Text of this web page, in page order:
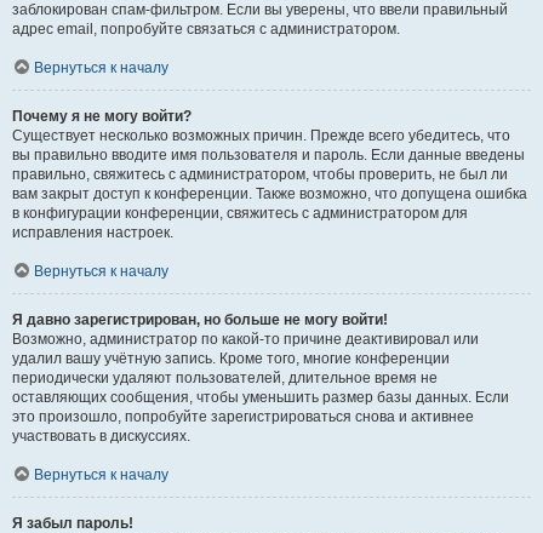
заблокирован спам-фильтром. Если вы уверены, что ввели правильный
адрес email, попробуйте связаться с администратором.
Вернуться к началу
Почему я не могу войти?
Существует несколько возможных причин. Прежде всего убедитесь, что
вы правильно вводите имя пользователя и пароль. Если данные введены
правильно, свяжитесь с администратором, чтобы проверить, не был ли
вам закрыт доступ к конференции. Также возможно, что допущена ошибка
в конфигурации конференции, свяжитесь с администратором для
исправления настроек.
Вернуться к началу
Я давно зарегистрирован, но больше не могу войти!
Возможно, администратор по какой-то причине деактивировал или
удалил вашу учётную запись. Кроме того, многие конференции
периодически удаляют пользователей, длительное время не
оставляющих сообщения, чтобы уменьшить размер базы данных. Если
это произошло, попробуйте зарегистрироваться снова и активнее
участвовать в дискуссиях.
Вернуться к началу
Я забыл пароль!